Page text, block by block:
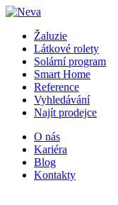
Žaluzie
Látkové rolety
Solární program
Smart Home
Reference
Vyhledávání
Najít prodejce
O nás
Kariéra
Blog
Kontakty